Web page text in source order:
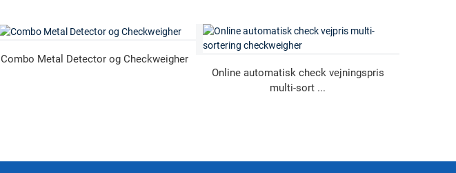
Combo Metal Detector og Checkweigher
Online automatisk check vejningspris
multi-sort ...